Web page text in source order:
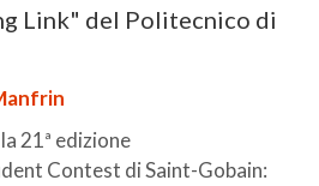
Link" del Politecnico di
21ª edizione
Contest di Saint-Gobain: